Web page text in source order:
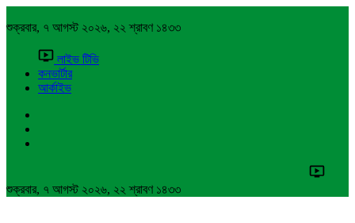
শুক্রবার, ৭ আগস্ট ২০২৬, ২২ শ্রাবণ ১৪৩৩
লাইভ টিভি
কনভার্টার
আর্কাইভ
শুক্রবার, ৭ আগস্ট ২০২৬, ২২ শ্রাবণ ১৪৩৩